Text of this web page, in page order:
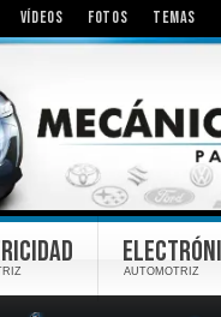
VÍDEOS FOTOS TEMAS
AUTOMOTRIZ